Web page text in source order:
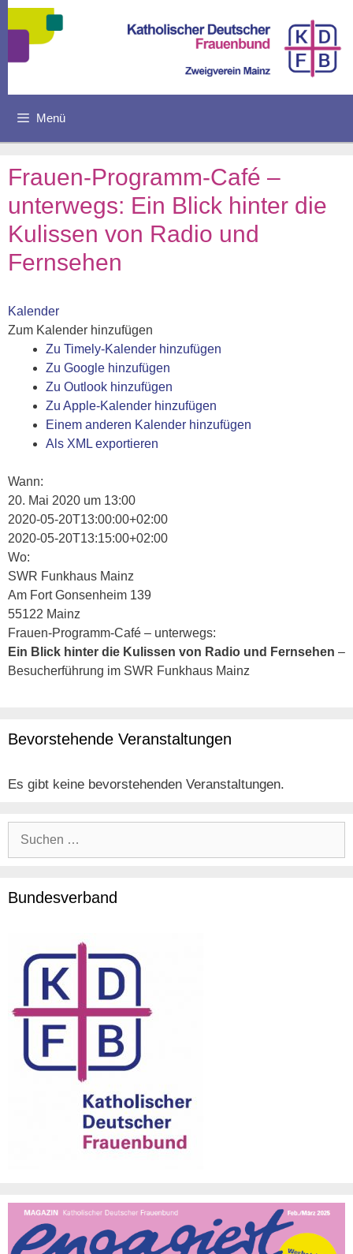
Zum
Inhalt
springen
Menü
Frauen-Programm-Café –
unterwegs: Ein Blick hinter die
Kulissen von Radio und
Fernsehen
Kalender
Zum Kalender hinzufügen
Zu Timely-Kalender hinzufügen
Zu Google hinzufügen
Zu Outlook hinzufügen
Zu Apple-Kalender hinzufügen
Einem anderen Kalender hinzufügen
Als XML exportieren
Wann:
20. Mai 2020 um 13:00
2020-05-20T13:00:00+02:00
2020-05-20T13:15:00+02:00
Wo:
SWR Funkhaus Mainz
Am Fort Gonsenheim 139
55122 Mainz
Frauen-Programm-Café – unterwegs:
Ein Blick hinter die Kulissen von Radio und Fernsehen –
Besucherführung im SWR Funkhaus Mainz
Bevorstehende Veranstaltungen
Es gibt keine bevorstehenden Veranstaltungen.
Bundesverband